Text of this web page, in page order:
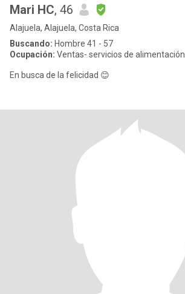
Mari HC, 46
Alajuela, Alajuela, Costa Rica
Buscando: Hombre 41 - 57
Ocupación: Ventas- servicios de alimentación
En busca de la felicidad 😊